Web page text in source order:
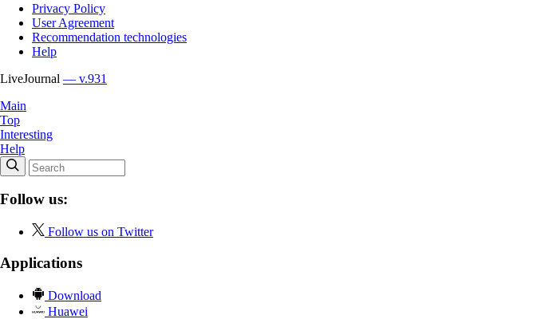
Privacy Policy
User Agreement
Recommendation technologies
Help
LiveJournal — v.931
Main
Top
Interesting
Help
Follow us:
Follow us on Twitter
Applications
Download
Huawei